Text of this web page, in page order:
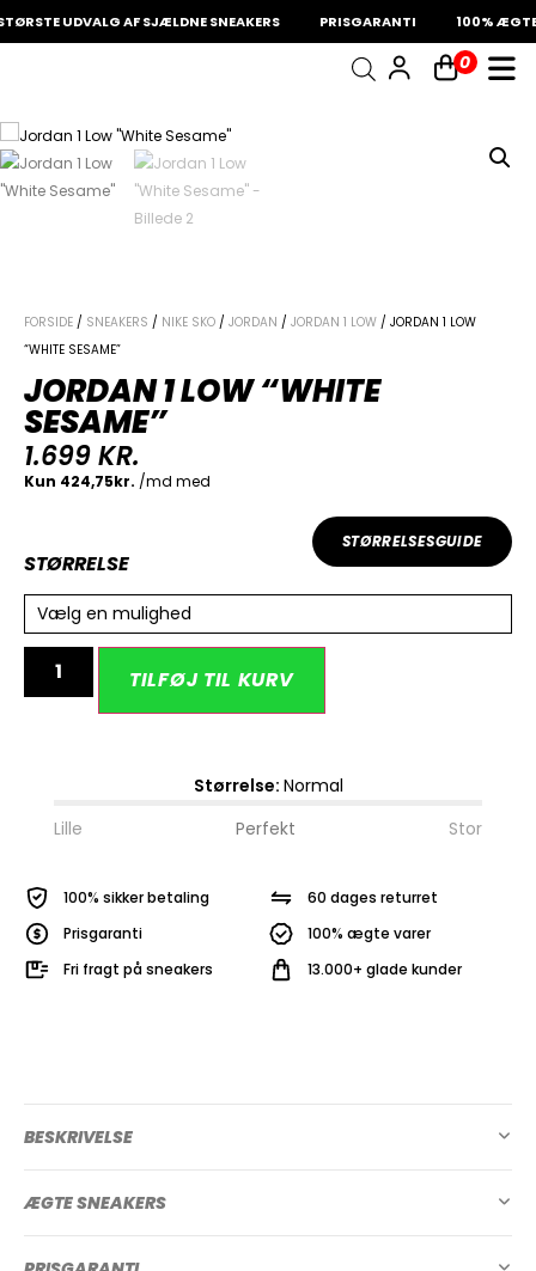
UDVALG AF SJÆLDNE SNEAKERS PRISGARANTI 100% ÆGTE
0
Din kurv er tom.
FORSIDE / SNEAKERS / NIKE SKO / JORDAN / JORDAN 1 LOW / JORDAN 1 LOW
“WHITE SESAME”
JORDAN 1 LOW “WHITE
SESAME”
1.699KR.
STØRRELSESGUIDE
STØRRELSE
Vælg en mulighed
TILFØJ TIL KURV
Størrelse: Normal
Lille
Perfekt Stor
100% sikker betaling
Prisgaranti
Fri fragt på sneakers
60 dages returret
100% ægte varer
13.000+ glade kunder
BESKRIVELSE
ÆGTE SNEAKERS